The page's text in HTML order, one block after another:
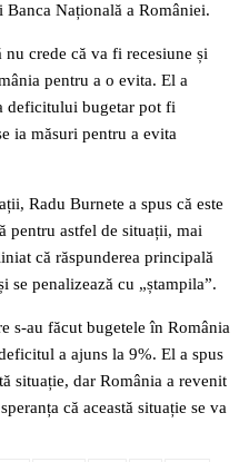
Națională a României.
crede că va fi recesiune și
pentru a o evita. El a
deficitului bugetar pot fi
ia măsuri pentru a evita
Radu Burnete a spus că este
pentru astfel de situații, mai
că răspunderea principală
se penalizează cu „ștampila”.
s-au făcut bugetele în România
a ajuns la 9%. El a spus
situație, dar România a revenit
că această situație se va